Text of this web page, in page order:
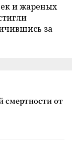
и жареных
за
смертности от